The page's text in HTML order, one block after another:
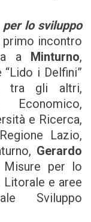
lo sviluppo
incontro
a Minturno,
i Delfini”
tra gli altri,
e Ricerca,
Lazio,
Gerardo
per lo
e aree
Sviluppo